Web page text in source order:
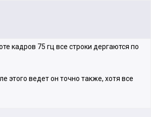
кадров 75 гц все строки дергаются по
этого ведет он точно также, хотя все